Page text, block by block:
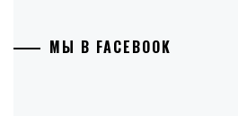
МЫ В FACEBOOK